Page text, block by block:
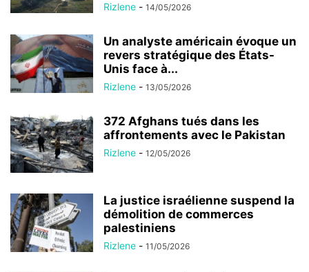
Rizlene - 14/05/2026
Un analyste américain évoque un
revers stratégique des États-
Unis face à...
Rizlene - 13/05/2026
372 Afghans tués dans les
affrontements avec le Pakistan
Rizlene - 12/05/2026
La justice israélienne suspend la
démolition de commerces
palestiniens
Rizlene - 11/05/2026